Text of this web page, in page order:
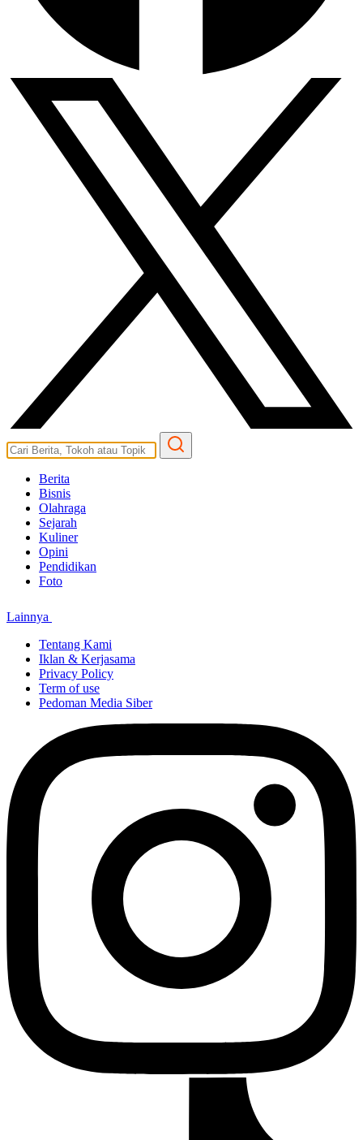
Berita
Bisnis
Olahraga
Sejarah
Kuliner
Opini
Pendidikan
Foto
Lainnya
Tentang Kami
Iklan & Kerjasama
Privacy Policy
Term of use
Pedoman Media Siber